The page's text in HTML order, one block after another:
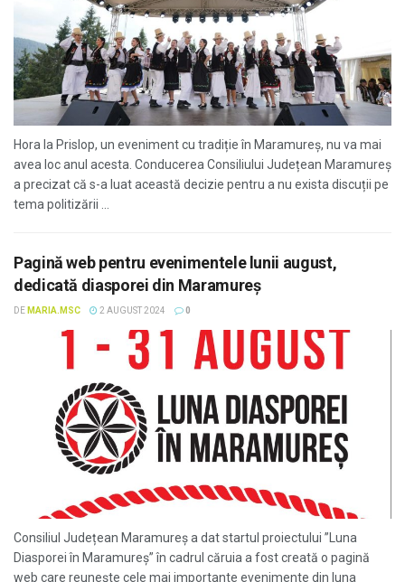
Hora la Prislop, un eveniment cu tradiție în Maramureș, nu va mai
avea loc anul acesta. Conducerea Consiliului Județean Maramureș
a precizat că s-a luat această decizie pentru a nu exista discuții pe
tema politizării ...
Pagină web pentru evenimentele lunii august,
dedicată diasporei din Maramureș
DE MARIA.MSC 2 AUGUST 2024 0
Consiliul Județean Maramureș a dat startul proiectului ”Luna
Diasporei în Maramureș” în cadrul căruia a fost creată o pagină
web care reunește cele mai importante evenimente din luna